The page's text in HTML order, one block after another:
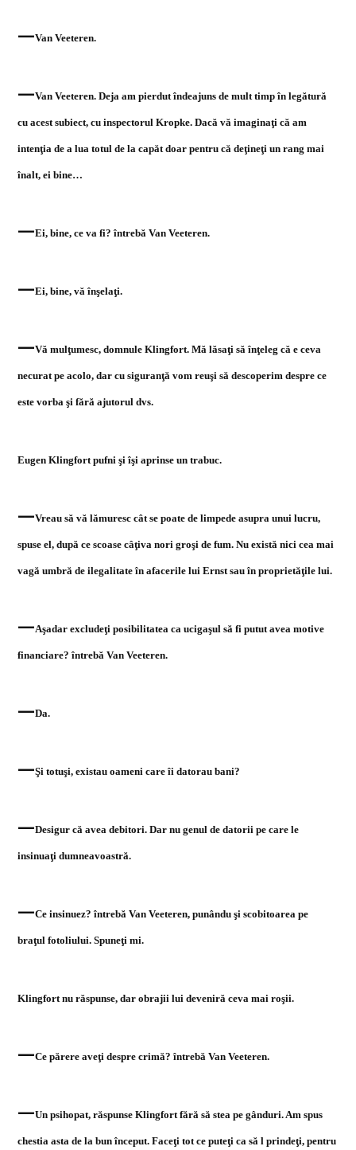
—Van Veeteren.
—Van Veeteren. Deja am pierdut îndeajuns de mult timp în legătură
cu acest subiect, cu inspectorul Kropke. Dacă vă imaginaţi că am
intenţia de a lua totul de la capăt doar pentru că deţineţi un rang mai
înalt, ei bine…
—Ei, bine, ce va fi? întrebă Van Veeteren.
—Ei, bine, vă înşelaţi.
—Vă mulţumesc, domnule Klingfort. Mă lăsaţi să înţeleg că e ceva
necurat pe acolo, dar cu siguranţă vom reuşi să descoperim despre ce
este vorba şi fără ajutorul dvs.
Eugen Klingfort pufni şi îşi aprinse un trabuc.
—Vreau să vă lămuresc cât se poate de limpede asupra unui lucru,
spuse el, după ce scoase câţiva nori groşi de fum. Nu există nici cea mai
vagă umbră de ilegalitate în afacerile lui Ernst sau în proprietăţile lui.
—Aşadar excludeţi posibilitatea ca ucigaşul să fi putut avea motive
financiare? întrebă Van Veeteren.
—Da.
—Şi totuşi, existau oameni care îi datorau bani?
—Desigur că avea debitori. Dar nu genul de datorii pe care le
insinuaţi dumneavoastră.
—Ce insinuez? întrebă Van Veeteren, punându şi scobitoarea pe
braţul fotoliului. Spuneţi mi.
Klingfort nu răspunse, dar obrajii lui deveniră ceva mai roşii.
—Ce părere aveţi despre crimă? întrebă Van Veeteren.
—Un psihopat, răspunse Klingfort fără să stea pe gânduri. Am spus
chestia asta de la bun început. Faceţi tot ce puteţi ca să l prindeţi, pentru